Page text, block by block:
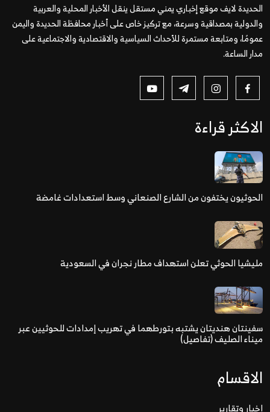
الحديدة لايف موقع إخباري يمني مستقل ينقل الأخبار المحلية والعربية
والدولية بمصداقية وسرعة، مع تركيز خاص على أخبار محافظة الحديدة واليمن
عمومًا، ومتابعة مستمرة للأحداث السياسية والاقتصادية والاجتماعية على
مدار الساعة.
الاكثر قراءة
الحوثيون يختفون من الشارع الصنعاني وسط استعدادات غامضة
مليشيا الحوثي تعلن استهداف مطار نجران في السعودية
سفينتان هنديتان يشتبه بتورطهما في تهريب إمدادات للحوثيين عبر
ميناء الصليف (تفاصيل)
الاقسام
اخبار وتقارير